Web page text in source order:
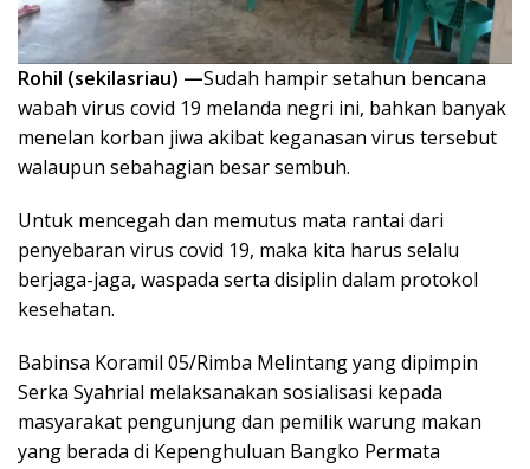
Rohil (sekilasriau) —Sudah hampir setahun bencana
wabah virus covid 19 melanda negri ini, bahkan banyak
menelan korban jiwa akibat keganasan virus tersebut
walaupun sebahagian besar sembuh.
Untuk mencegah dan memutus mata rantai dari
penyebaran virus covid 19, maka kita harus selalu
berjaga-jaga, waspada serta disiplin dalam protokol
kesehatan.
Babinsa Koramil 05/Rimba Melintang yang dipimpin
Serka Syahrial melaksanakan sosialisasi kepada
masyarakat pengunjung dan pemilik warung makan
yang berada di Kepenghuluan Bangko Permata